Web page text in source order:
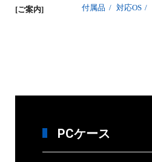
[ご案内] 付属品 / 対応OS /
PCケース